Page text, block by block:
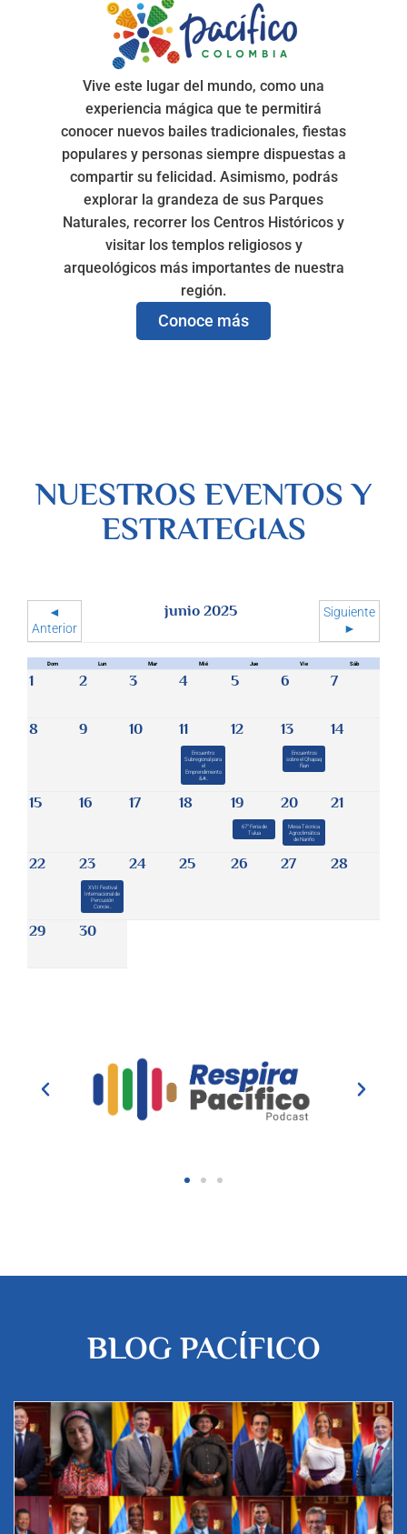
Vive este lugar del mundo, como una
experiencia mágica que te permitirá
conocer nuevos bailes tradicionales, fiestas
populares y personas siempre dispuestas a
compartir su felicidad. Asimismo, podrás
explorar la grandeza de sus Parques
Naturales, recorrer los Centros Históricos y
visitar los templos religiosos y
arqueológicos más importantes de nuestra
región.
Conoce más
NUESTROS EVENTOS Y
ESTRATEGIAS
◄
Anterior
junio 2025
Siguiente
►
Dom Lun Mar Mié Jue Vie Sáb
1 2 3 4 5 6 7
8 9 10 11
Encuentro
Subregional para
el
Emprendimiento
&#...
12 13
Encuentros
sobre el Qhapaq
Ñan
14
15 16 17 18 19
67° Feria de
Tulua
20
Mesa Técnica
Agroclimática
de Nariño
21
22 23
XVII Festival
Internacional de
Percusión
Concie...
24 25 26 27 28
29 30
BLOG PACÍFICO